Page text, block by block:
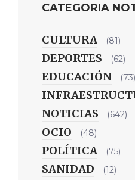
CATEGORIA
CULTURA (81)
DEPORTES (62)
EDUCACIÓN (73)
NOTICIAS (642)
OCIO (48)
POLÍTICA (75)
SANIDAD (12)